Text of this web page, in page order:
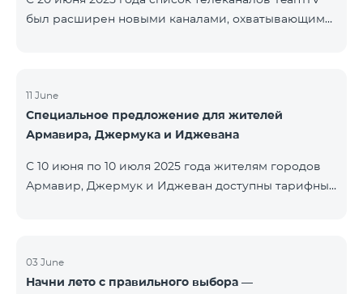
был расширен новыми каналами, охватывающими
Russian Информационный 230 AMEDIA Фильмы 231
AMEDIA 2 Фильмы 232 AMEDIA HIT Фильмы 233
11 June
Специальное предложение для жителей
Армавира, Джермука и Иджевана
С 10 июня по 10 июля 2025 года жителям городов
Армавир, Джермук и Иджеван доступны тарифные
предоставляется 50% скидка на первые 6 месяцев
при условии годовой подписки (12 месяцев).
03 June
Начни лето с правильного выбора —